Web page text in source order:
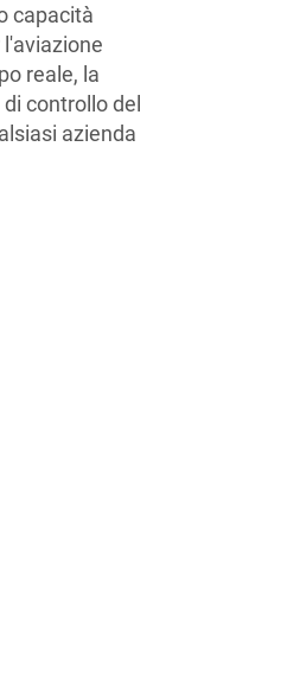
capacità
reale, la
controllo del
azienda